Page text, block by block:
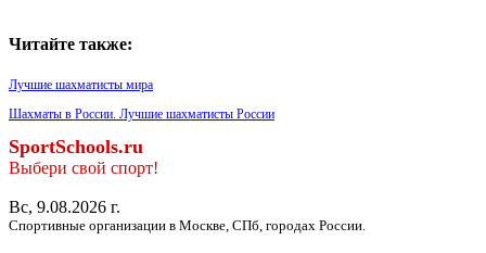
Читайте также:
Лучшие шахматисты мира
Шахматы в России. Лучшие шахматисты России
SportSchools.ru
Выбери свой спорт!
Вс, 9.08.2026 г.
Спортивные организации в Москве, СПб, городах России.